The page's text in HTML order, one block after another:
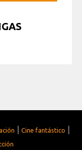
| Cine fantástico |